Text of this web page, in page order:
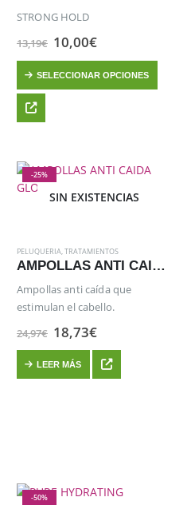
STRONG HOLD
13,19€ El
precio
original
era:
13,19€.
10,00€El
actual
es:
10,00€.
SELECCIONAR OPCIONES
Este
producto
tiene
múltiples
opciones
se
en
la
de
producto
-25%
SIN EXISTENCIAS
PELUQUERIA,TRATAMIENTOS
AMPOLLAS ANTI CAIDA GLOXYL
Ampollas anti caída que
estimulan el cabello.
24,97€ El
precio
original
era:
24,97€.
18,73€El
precio
actual
es:
18,73€.
LEER MÁS
-50%